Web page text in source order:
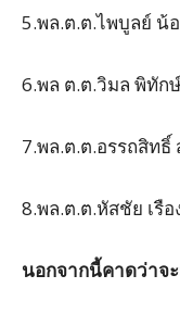
5.พล.ต.ต.ไพบูลย์ น้
6.พล ต.ต.วิมล พิทัก
7.พล.ต.ต.อรรถสิทธิ์
8.พล.ต.ต.หัสชัย เรื
นอกจากนี้คาดว่าจ